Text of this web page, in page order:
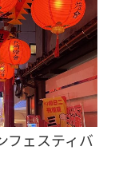
フェスティバ